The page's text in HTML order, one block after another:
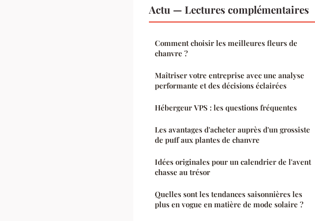
Actu — Lectures complémentaires
Comment choisir les meilleures fleurs de
chanvre ?
Maîtriser votre entreprise avec une analyse
performante et des décisions éclairées
Hébergeur VPS : les questions fréquentes
Les avantages d'acheter auprès d'un grossiste
de puff aux plantes de chanvre
Idées originales pour un calendrier de l'avent
chasse au trésor
Quelles sont les tendances saisonnières les
plus en vogue en matière de mode solaire ?